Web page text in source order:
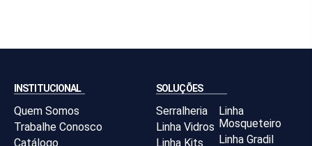
INSTITUCIONAL
Quem Somos
Trabalhe Conosco
Catálogo
SOLUÇÕES
Serralheria
Linha Vidros
Linha Kits
Linha
Mosqueteiro
Linha Gradil